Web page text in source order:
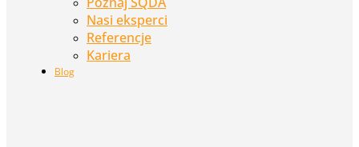
Nasi eksperci
Referencje
Kariera
Blog